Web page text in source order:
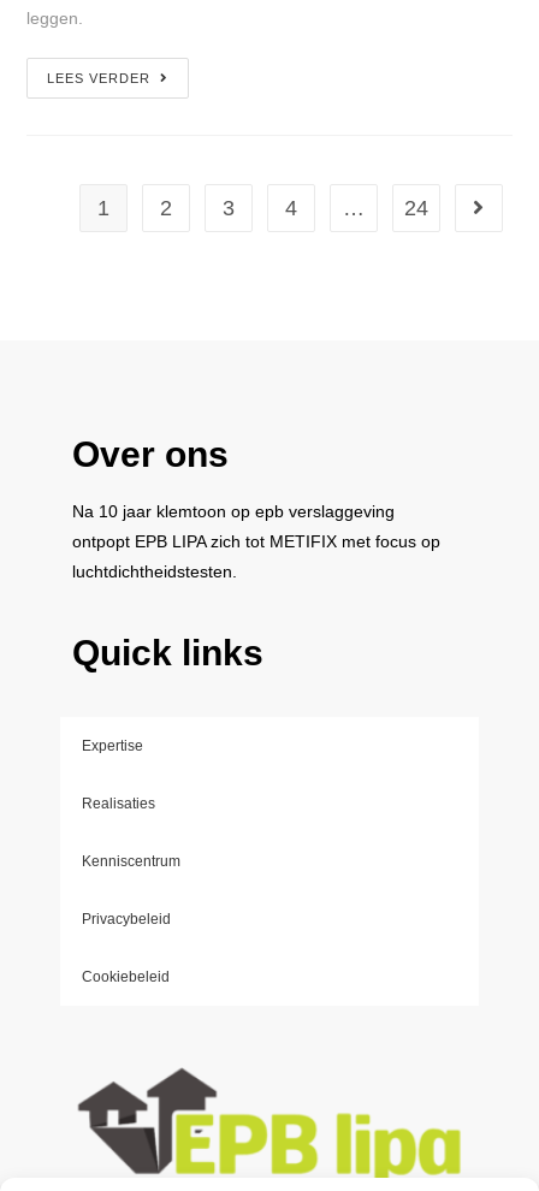
leggen.
LEES VERDER
1 2 3 4 … 24
Over ons
Na 10 jaar klemtoon op epb verslaggeving
ontpopt EPB LIPAzich tot METIFIX met focus op
luchtdichtheidstesten.
Quick links
Expertise
Realisaties
Kenniscentrum
Privacybeleid
Cookiebeleid